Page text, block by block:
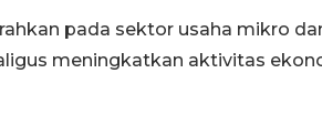
pada sektor usaha mikro
meningkatkan aktivitas